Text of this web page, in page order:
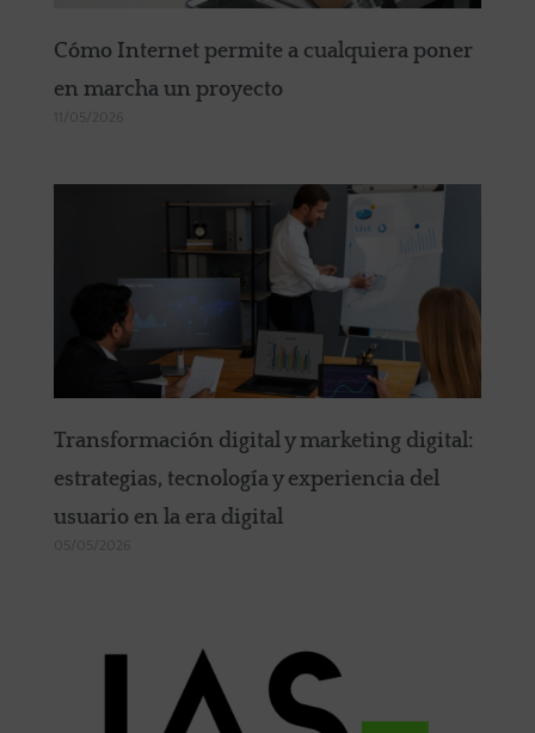
Cómo Internet permite a cualquiera poner
en marcha un proyecto
Transformación digital y marketing digital:
estrategias, tecnología y experiencia del
usuario en la era digital